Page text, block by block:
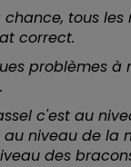
chance, tous
correct.
problèmes à
c'est au
niveau de la
des